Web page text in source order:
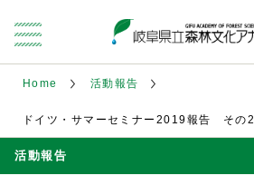
Home 活動報告
ドイツ・サマーセミナー2019報告 その2
活動報告